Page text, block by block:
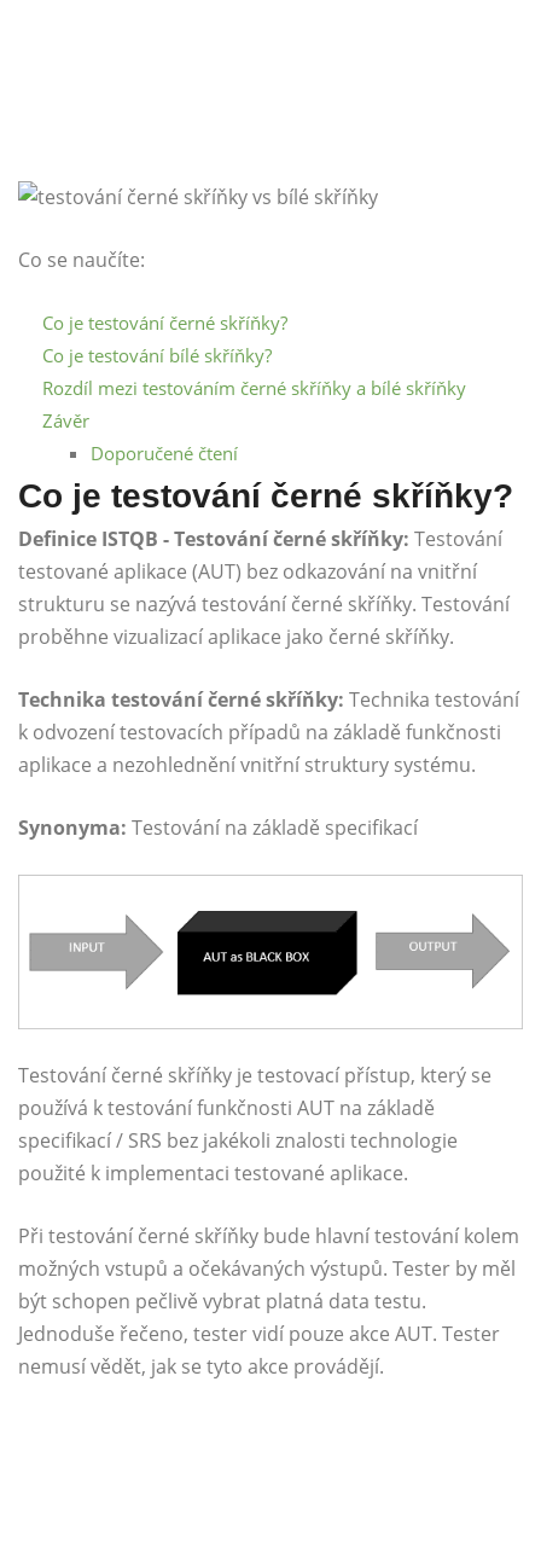
Co se naučíte:
Co je testování černé skříňky?
Co je testování bílé skříňky?
Rozdíl mezi testováním černé skříňky a bílé skříňky
Závěr
Doporučené čtení
Co je testování černé skříňky?
Definice ISTQB -Testování černé skříňky: Testování
testované aplikace (AUT) bez odkazování na vnitřní
strukturu se nazývá testování černé skříňky. Testování
proběhne vizualizací aplikace jako černé skříňky.
Technika testování černé skříňky: Technika testování
k odvození testovacích případů na základě funkčnosti
aplikace a nezohlednění vnitřní struktury systému.
Synonyma: Testování na základě specifikací
Testování černé skříňky je testovací přístup, který se
používá k testování funkčnosti AUT na základě
specifikací / SRS bez jakékoli znalosti technologie
použité k implementaci testované aplikace.
Při testování černé skříňky bude hlavní testování kolem
možných vstupů a očekávaných výstupů. Tester by měl
být schopen pečlivě vybrat platná data testu.
Jednoduše řečeno, tester vidí pouze akce AUT. Tester
nemusí vědět, jak se tyto akce provádějí.